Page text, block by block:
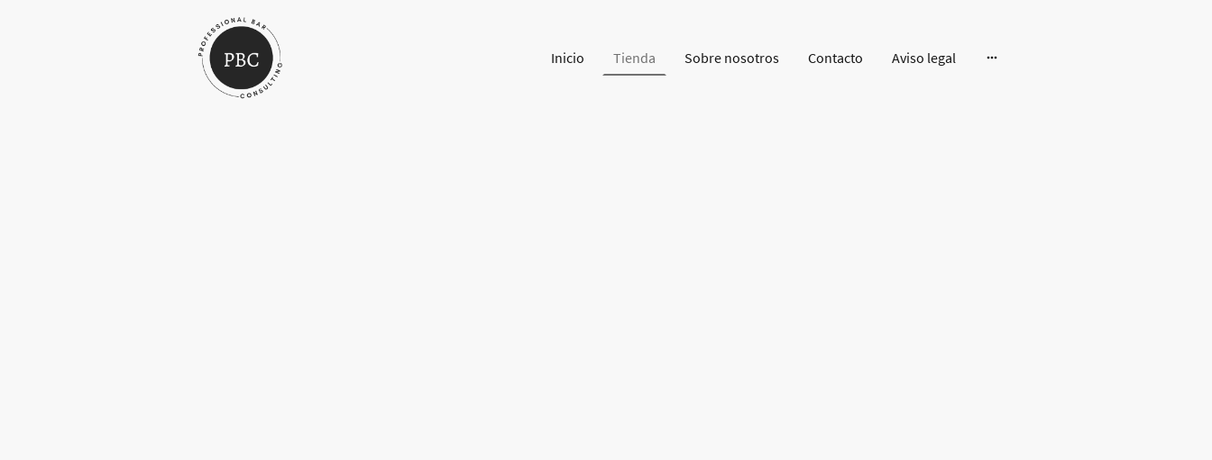
Inicio Tienda Sobre nosotros Contacto Aviso legal